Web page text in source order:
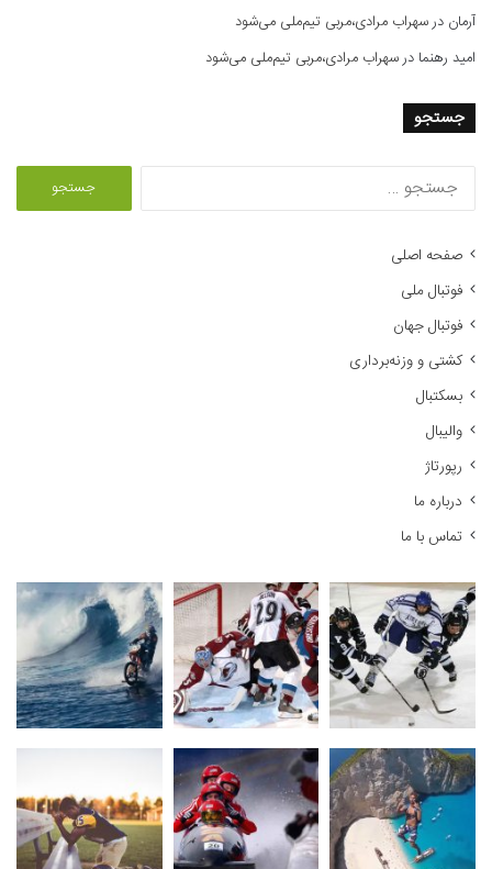
آرمان درسهراب مرادی،مربی تیم‌ملی می‌شود
امید رهنما درسهراب مرادی،مربی تیم‌ملی می‌شود
جستجو
صفحه اصلی
فوتبال ملی
فوتبال جهان
کشتی و وزنه‌برداری
بسکتبال
والیبال
رپورتاژ
درباره ما
تماس با ما